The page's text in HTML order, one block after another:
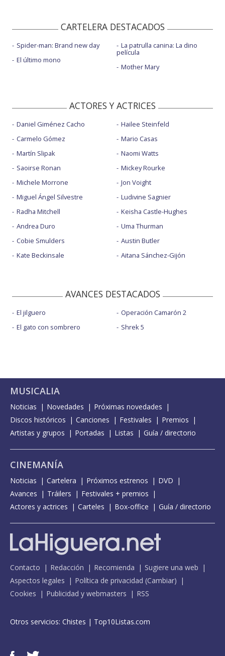
CARTELERA DESTACADOS
Spider-man: Brand new day
El último mono
La patrulla canina: La dino
película
Mother Mary
ACTORES Y ACTRICES
Daniel Giménez Cacho
Carmelo Gómez
Martín Slipak
Saoirse Ronan
Michele Morrone
Miguel Ángel Silvestre
Radha Mitchell
Andrea Duro
Cobie Smulders
Kate Beckinsale
Hailee Steinfeld
Mario Casas
Naomi Watts
Mickey Rourke
Jon Voight
Ludivine Sagnier
Keisha Castle-Hughes
Uma Thurman
Austin Butler
Aitana Sánchez-Gijón
AVANCES DESTACADOS
El jilguero
El gato con sombrero
Operación Camarón 2
Shrek 5
MUSICALIA
Noticias Novedades
Próximas novedades
Discos históricos
Canciones Festivales
Premios
Artistas y grupos
Portadas Listas Guía / directorio
CINEMANÍA
Noticias Cartelera Próximos estrenos
DVD
Avances
Tráilers
Festivales + premios
Actores y actrices
Carteles Box-office Guía / directorio
Contacto Redacción Recomienda
Sugiere una web
Aspectos legales
Política de privacidad (Cambiar)
Cookies
Publicidad y webmasters RSS
Otros servicios: Chistes | Top10Listas.com